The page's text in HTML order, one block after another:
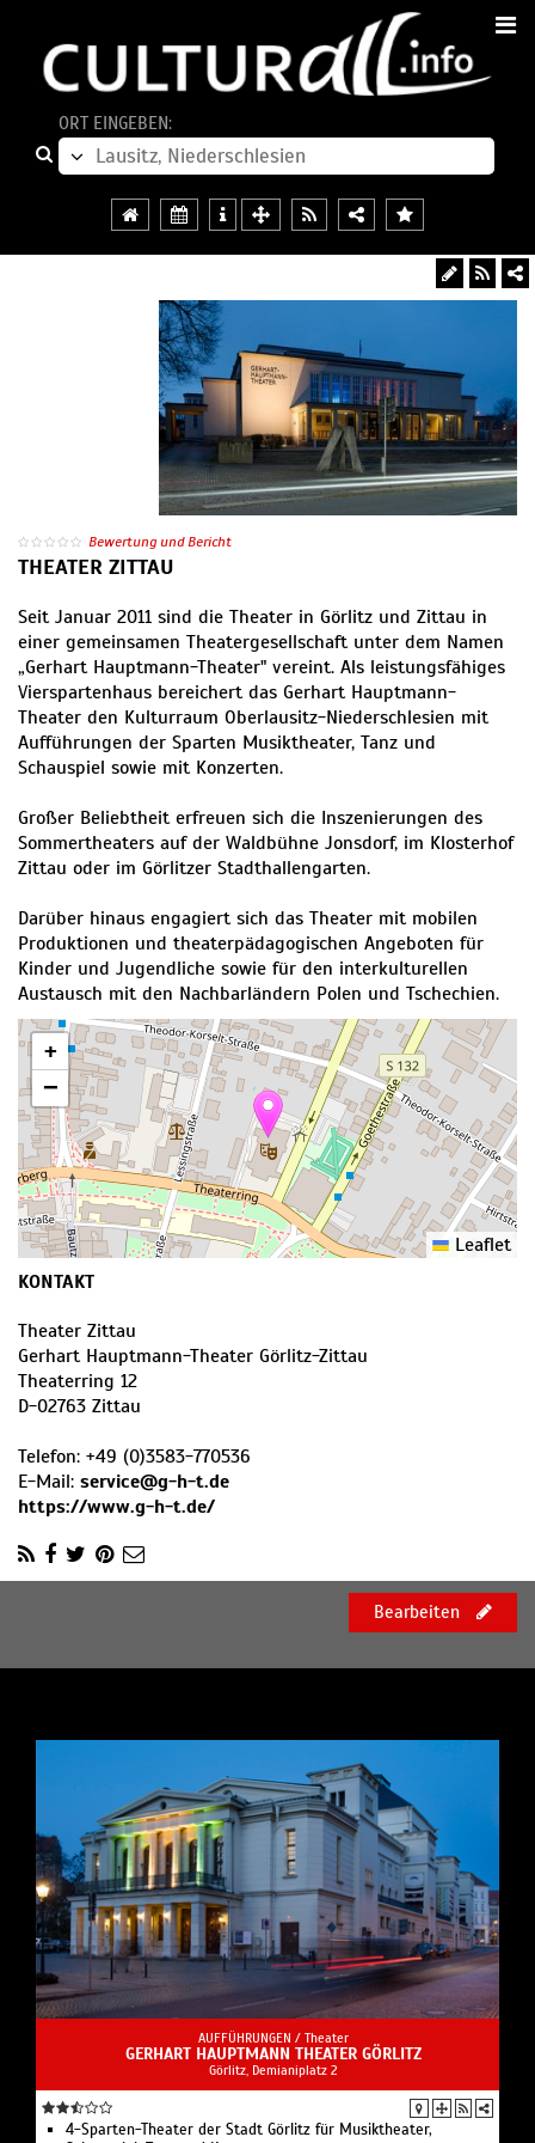
ORT EINGEBEN:
Bewertung und Bericht
THEATER ZITTAU
Seit Januar 2011 sind die Theater in Görlitz und Zittau in
einer gemeinsamen Theatergesellschaft unter dem Namen
„Gerhart Hauptmann-Theater" vereint. Als leistungsfähiges
Vierspartenhaus bereichert das Gerhart Hauptmann-
Theater den Kulturraum Oberlausitz-Niederschlesien mit
Aufführungen der Sparten Musiktheater, Tanz und
Schauspiel sowie mit Konzerten.
Großer Beliebtheit erfreuen sich die Inszenierungen des
Sommertheaters auf der Waldbühne Jonsdorf, im Klosterhof
Zittau oder im Görlitzer Stadthallengarten.
Darüber hinaus engagiert sich das Theater mit mobilen
Produktionen und theaterpädagogischen Angeboten für
Kinder und Jugendliche sowie für den interkulturellen
Austausch mit den Nachbarländern Polen und Tschechien.
+
−
Leaflet
KONTAKT
Theater Zittau
Gerhart Hauptmann-Theater Görlitz-Zittau
Theaterring 12
D-02763 Zittau
Telefon: +49 (0)3583-770536
E-Mail: service@g-h-t.de
https://www.g-h-t.de/
Bearbeiten
AUFFÜHRUNGEN / Theater
GERHART HAUPTMANN THEATER GÖRLITZ
Görlitz, Demianiplatz 2
4-Sparten-Theater der Stadt Görlitz für Musiktheater,